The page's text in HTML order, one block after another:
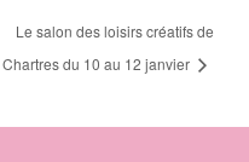
Le salon des loisirs créatifs de
Chartres du 10 au 12 janvier